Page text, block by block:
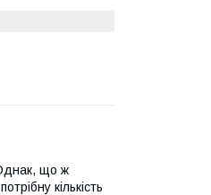
що ж
кількість